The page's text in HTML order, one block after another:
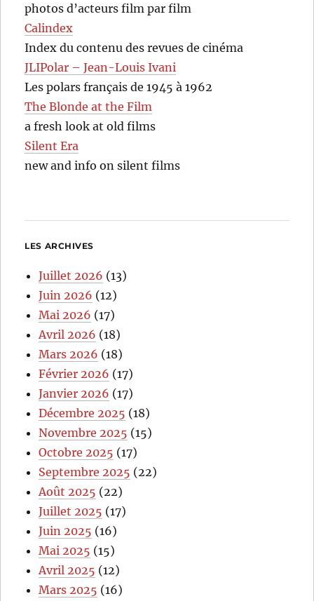
photos d’acteurs film par film
Calindex
Index du contenu des revues de cinéma
JLIPolar – Jean-Louis Ivani
Les polars français de 1945 à 1962
The Blonde at the Film
a fresh look at old films
Silent Era
new and info on silent films
LES ARCHIVES
Juillet 2026 (13)
Juin 2026 (12)
Mai 2026 (17)
Avril 2026 (18)
Mars 2026 (18)
Février 2026 (17)
Janvier 2026 (17)
Décembre 2025 (18)
Novembre 2025 (15)
Octobre 2025 (17)
Septembre 2025 (22)
Août 2025 (22)
Juillet 2025 (17)
Juin 2025 (16)
Mai 2025 (15)
Avril 2025 (12)
Mars 2025 (16)